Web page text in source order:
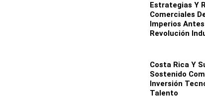
Estrategias Y
Comerciales
Imperios
Revolución
Costa Rica Y
Sostenido
Inversión
Talento